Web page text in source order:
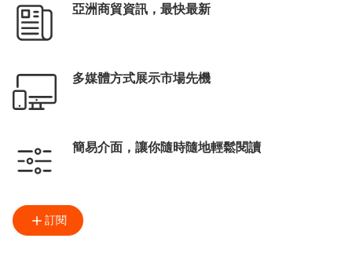
亞洲商貿資訊，最快最新
多媒體方式展示市場先機
簡易介面，讓你隨時隨地輕鬆閱讀
訂閱